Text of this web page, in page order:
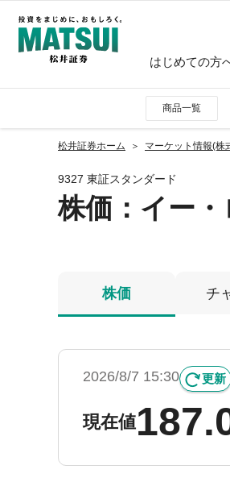
はじめての方
商品一覧
松井証券ホーム マーケット情報(株
9327 東証スタンダード
株価 ：イー
株価 チ
2026/8/7 15:30 更新
現在値